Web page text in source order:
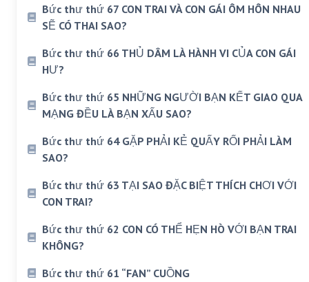
Bức thư thứ 67 CON TRAI VÀ CON GÁI ÔM HÔN NHAU
SẼ CÓ THAI SAO?
Bức thư thứ 66 THỦ DÂM LÀ HÀNH VI CỦA CON GÁI
HƯ?
Bức thư thứ 65 NHỮNG NGƯỜI BẠN KẾT GIAO QUA
MẠNG ĐỀU LÀ BẠN XẤU SAO?
Bức thư thứ 64 GẶP PHẢI KẺ QUẤY RỐI PHẢI LÀM
SAO?
Bức thư thứ 63 TẠI SAO ĐẶC BIỆT THÍCH CHƠI VỚI
CON TRAI?
Bức thư thứ 62 CON CÓ THỂ HẸN HÒ VỚI BẠN TRAI
KHÔNG?
Bức thư thứ 61 “FAN” CUỒNG